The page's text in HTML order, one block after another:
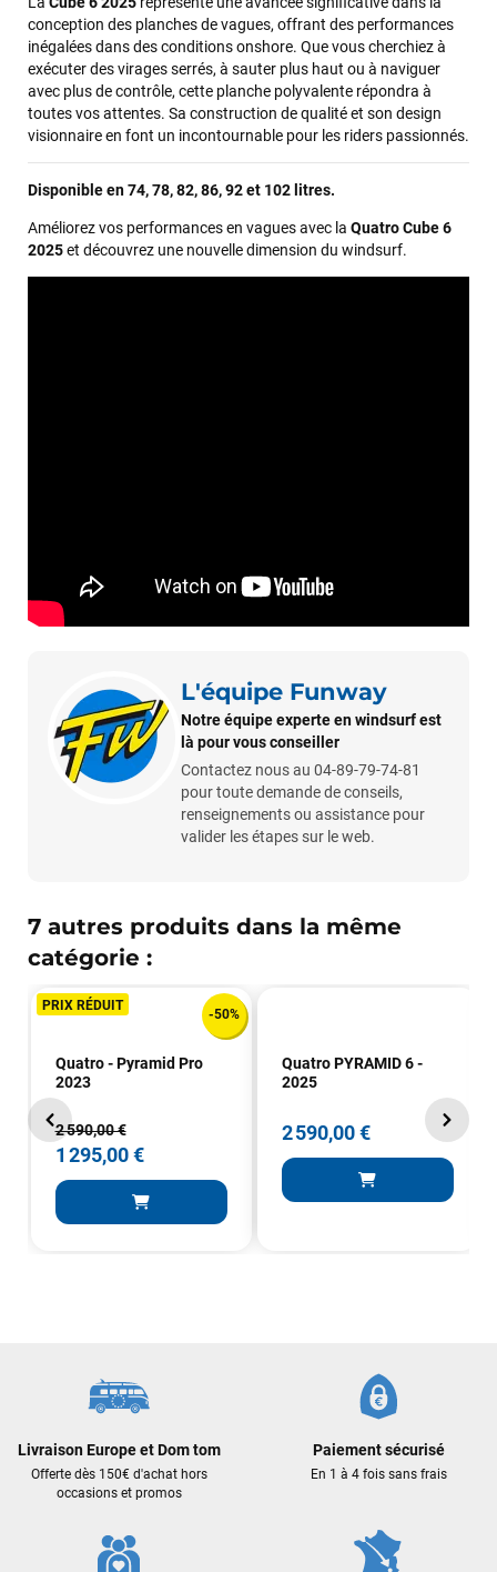
conception des planches de vagues, offrant des performances
inégalées dans des conditions onshore. Que vous cherchiez à
exécuter des virages serrés, à sauter plus haut ou à naviguer
avec plus de contrôle, cette planche polyvalente répondra à
toutes vos attentes. Sa construction de qualité et son design
visionnaire en font un incontournable pour les riders passionnés.
Disponible en 74, 78, 82, 86, 92 et 102 litres.
Améliorez vos performances en vagues avec la Quatro Cube 6
2025et découvrez une nouvelle dimension du windsurf.
L'équipe Funway
Notre équipe experte en windsurf est
là pour vous conseiller
Contactez nous au 04-89-79-74-81
pour toute demande de conseils,
renseignements ou assistance pour
valider les étapes sur le web.
7 autres produits dans la même
catégorie :
PRIX RÉDUIT
-50%
Quatro - Pyramid Pro
2023
2 590,00 €
1 295,00 €
Quatro PYRAMID 6 -
2025
2 590,00 €
Livraison Europe et Dom tom
Offerte dès 150€ d'achat hors
occasions et promos
Paiement sécurisé
En 1 à 4 fois sans frais
propre et soigné. Plus qu’à tester ça sur l’eau ! Je
recommande vivement ce magasin pour son
professionnalisme et sa réactivité.
Sébastien BACHELIER
il y a un mois
Cela faisait 6 mois que je galérais à remplacer ma board eux
m'ont trouvé une pépite à laquelle je n'aurais jamais pensé !
encore pour cette severne dyno !